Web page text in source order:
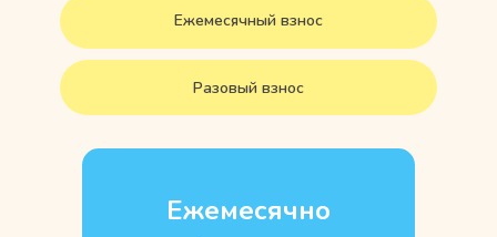
Ежемесячный взнос
Разовый взнос
Ежемесячно